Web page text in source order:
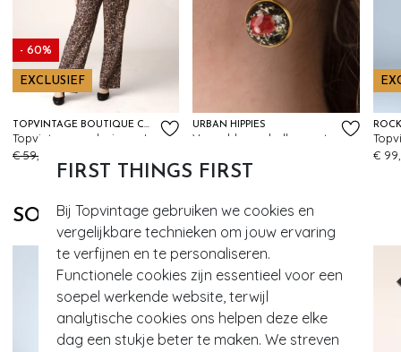
FIRST THINGS FIRST
Bij Topvintage gebruiken we cookies en
vergelijkbare technieken om jouw ervaring
te verfijnen en te personaliseren.
Functionele cookies zijn essentieel voor een
soepel werkende website, terwijl
analytische cookies ons helpen deze elke
dag een stukje beter te maken. We streven
- 60%
EXCLUSIEF
TOPVINTAGE BOUTIQUE COLLECTION
€ 59,95
URBAN HIPPIES
€
SOORTGELIJKE PRODUCTEN